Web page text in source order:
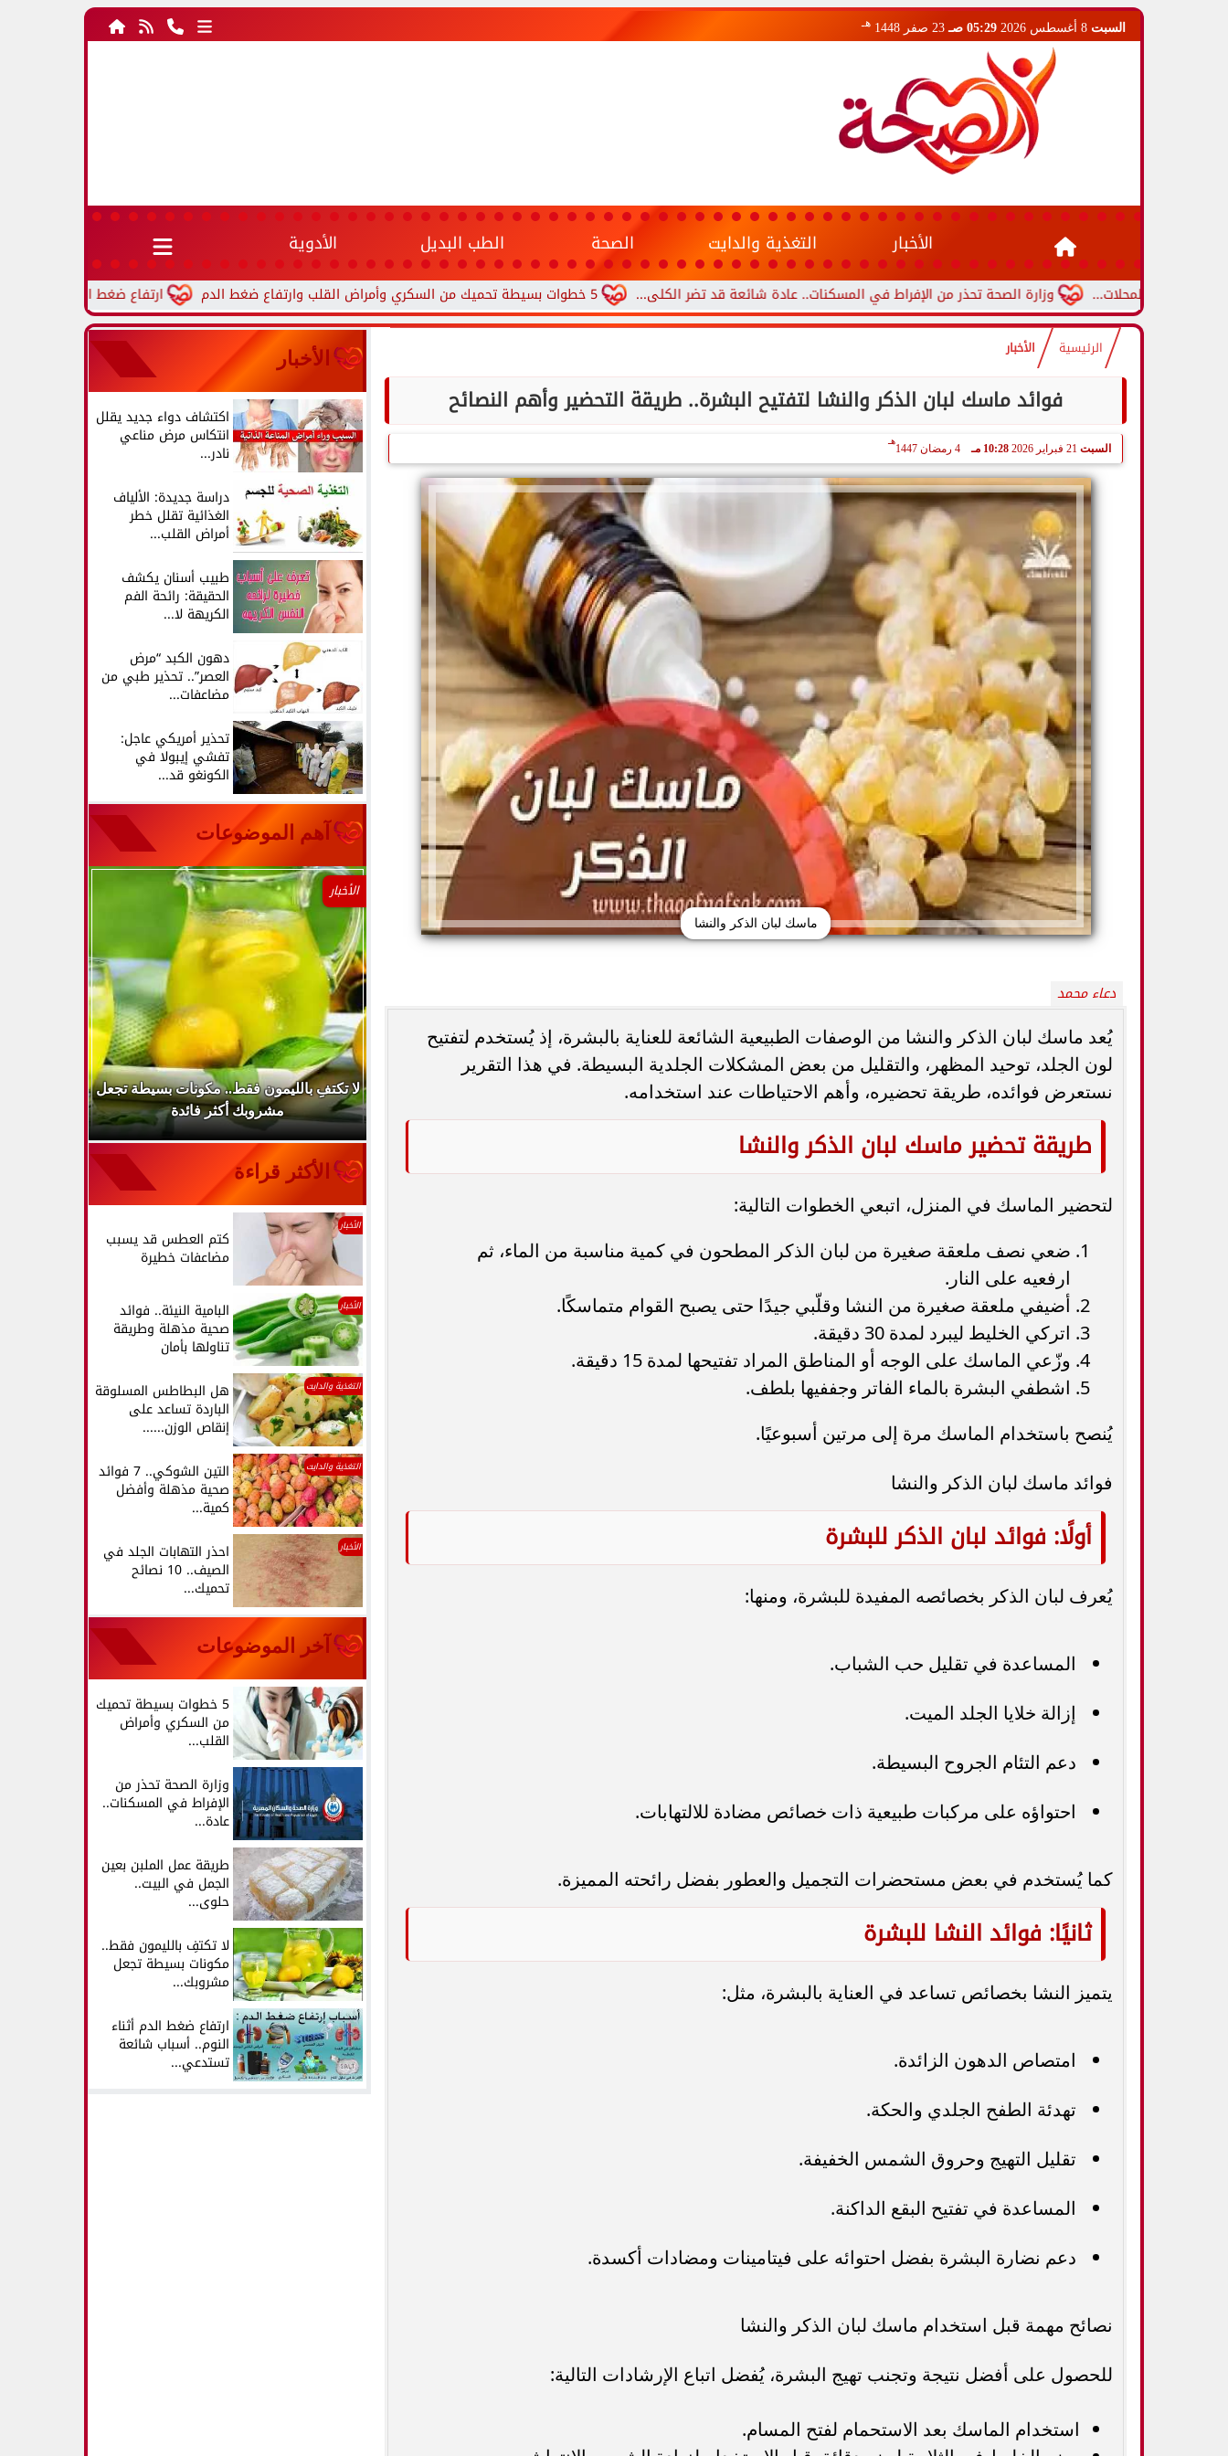
السبت 05:29 صـ 23 صفر 1448 هـ
الأخبار التغذية والدايت الصحة الطب البديل الأدوية
ارتفاع ضغط الدم أثناء النوم.. أسباب 5 خطوات بسيطة تحميك من السكري وأمراض القلب وارتفاع ضغط الدم وزارة الصحة تحذر من الإفراط في المسكنات.. عادة شائعة قد تضر الكلى...
الرئيسية الأخبار
فوائد ماسك لبان الذكر والنشا لتفتيح البشرة.. طريقة التحضير وأهم النصائح
السبت 10:28 مـ 4 رمضان 1447
هـ
ماسك لبان الذكر والنشا
دعاء محمد
يُعد ماسك لبان الذكر والنشا من الوصفات الطبيعية الشائعة للعناية بالبشرة، إذ يُستخدم لتفتيح
لون الجلد، توحيد المظهر، والتقليل من بعض المشكلات الجلدية البسيطة. في هذا التقرير
نستعرض فوائده، طريقة تحضيره، وأهم الاحتياطات عند استخدامه.
طريقة تحضير ماسك لبان الذكر والنشا
لتحضير الماسك في المنزل، اتبعي الخطوات التالية:
ضعي نصف ملعقة صغيرة من لبان الذكر المطحون في كمية مناسبة من الماء، ثم
ارفعيه على النار.
أضيفي ملعقة صغيرة من النشا وقلّبي جيدًا حتى يصبح القوام متماسكًا.
اتركي الخليط ليبرد لمدة 30 دقيقة.
وزّعي الماسك على الوجه أو المناطق المراد تفتيحها لمدة 15 دقيقة.
اشطفي البشرة بالماء الفاتر وجففيها بلطف.
يُنصح باستخدام الماسك مرة إلى مرتين أسبوعيًا.
فوائد ماسك لبان الذكر والنشا
أولًا: فوائد لبان الذكر للبشرة
يُعرف لبان الذكر بخصائصه المفيدة للبشرة، ومنها:
المساعدة في تقليل حب الشباب.
إزالة خلايا الجلد الميت.
دعم التئام الجروح البسيطة.
احتواؤه على مركبات طبيعية ذات خصائص مضادة للالتهابات.
كما يُستخدم في بعض مستحضرات التجميل والعطور بفضل رائحته المميزة.
ثانيًا: فوائد النشا للبشرة
يتميز النشا بخصائص تساعد في العناية بالبشرة، مثل:
امتصاص الدهون الزائدة.
تهدئة الطفح الجلدي والحكة.
تقليل التهيج وحروق الشمس الخفيفة.
المساعدة في تفتيح البقع الداكنة.
دعم نضارة البشرة بفضل احتوائه على فيتامينات ومضادات أكسدة.
نصائح مهمة قبل استخدام ماسك لبان الذكر والنشا
للحصول على أفضل نتيجة وتجنب تهيج البشرة، يُفضل اتباع الإرشادات التالية:
استخدام الماسك بعد الاستحمام لفتح المسام.
الأخبار
اكتشاف دواء جديد يقلل
انتكاس مرض مناعي
نادر...
دراسة جديدة: الألياف
الغذائية تقلل خطر
أمراض القلب...
طبيب أسنان يكشف
الحقيقة: رائحة الفم
الكريهة لا...
دهون الكبد “مرض
العصر”.. تحذير طبي من
مضاعفات...
تحذير أمريكي عاجل:
تفشي إيبولا في
الكونغو قد...
آهم الموضوعات
5 خطوات بسيطة تحميك من السكري
وزارة الصحة تحذر من الإفراط في
طريقة عمل الملبن بعين الجمل في البيت..
الأخبار
لا تكتفِ بالليمون فقط.. مكونات بسيطة تجعل
مشروبك أكثر فائدة
الأكثر قراءة
الأخبار
كتم العطس قد يسبب
مضاعفات خطيرة
الأخبار البامية النيئة.. فوائد
صحية مذهلة وطريقة
تناولها بأمان
التغذية والدايت هل البطاطس المسلوقة
الباردة تساعد على
إنقاص الوزن......
التغذية والدايت التين الشوكي.. 7 فوائد
صحية مذهلة وأفضل
كمية...
الأخبار احذر التهابات الجلد في
الصيف.. 10 نصائح
تحميك...
آخر الموضوعات
5 خطوات بسيطة تحميك
من السكري وأمراض
القلب...
وزارة الصحة تحذر من
الإفراط في المسكنات..
عادة...
طريقة عمل الملبن بعين
الجمل في البيت..
حلوى...
لا تكتفِ بالليمون فقط..
مكونات بسيطة تجعل
مشروبك...
ارتفاع ضغط الدم أثناء
النوم.. أسباب شائعة
تستدعي...